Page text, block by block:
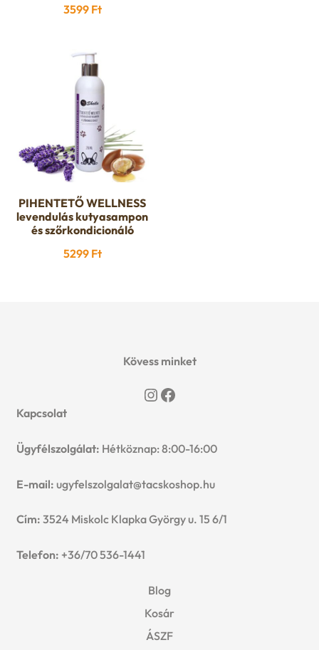
3599 Ft
PIHENTETŐ WELLNESS
levendulás kutyasampon
és szőrkondicionáló
5299 Ft
Kövess minket
Instagram
Facebook
Kapcsolat
Ügyfélszolgálat: Hétköznap: 8:00-16:00
E-mail: ugyfelszolgalat@tacskoshop.hu
Cím: 3524 Miskolc Klapka György u. 15 6/1
Telefon: +36/70 536-1441
Blog
Kosár
ÁSZF